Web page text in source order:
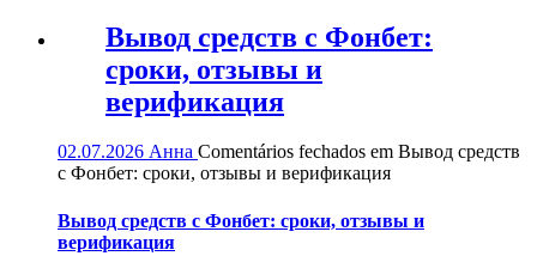
Вывод средств с Фонбет:
сроки, отзывы и
верификация
02.07.2026 Анна Comentários fechados em Вывод средств
с Фонбет: сроки, отзывы и верификация
Вывод средств с Фонбет: сроки, отзывы и
верификация